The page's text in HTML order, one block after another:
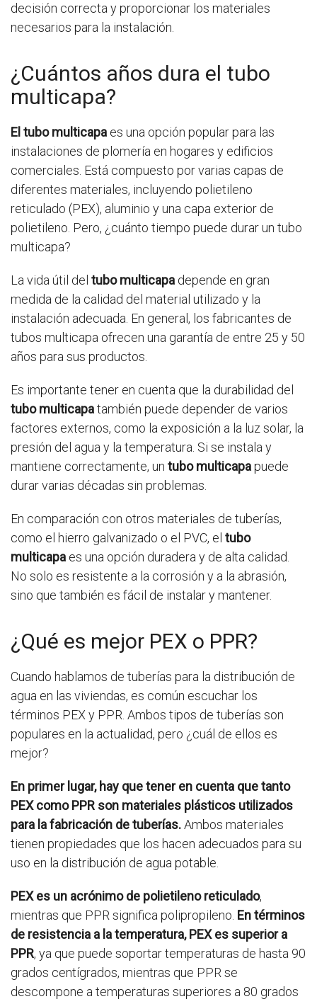
decisión correcta y proporcionar los materiales
necesarios para la instalación.
¿Cuántos años dura el tubo
multicapa?
El tubo multicapa es una opción popular para las
instalaciones de plomería en hogares y edificios
comerciales. Está compuesto por varias capas de
diferentes materiales, incluyendo polietileno
reticulado (PEX), aluminio y una capa exterior de
polietileno. Pero, ¿cuánto tiempo puede durar un tubo
multicapa?
La vida útil del tubo multicapa depende en gran
medida de la calidad del material utilizado y la
instalación adecuada. En general, los fabricantes de
tubos multicapa ofrecen una garantía de entre 25 y 50
años para sus productos.
Es importante tener en cuenta que la durabilidad del
tubo multicapatambién puede depender de varios
factores externos, como la exposición a la luz solar, la
presión del agua y la temperatura. Si se instala y
mantiene correctamente, un tubo multicapapuede
durar varias décadas sin problemas.
En comparación con otros materiales de tuberías,
como el hierro galvanizado o el PVC, el tubo
multicapa es una opción duradera y de alta calidad.
No solo es resistente a la corrosión y a la abrasión,
sino que también es fácil de instalar y mantener.
¿Qué es mejor PEX o PPR?
Cuando hablamos de tuberías para la distribución de
agua en las viviendas, es común escuchar los
términos PEX y PPR. Ambos tipos de tuberías son
populares en la actualidad, pero ¿cuál de ellos es
mejor?
En primer lugar, hay que tener en cuenta que tanto
PEX como PPR son materiales plásticos utilizados
para la fabricación de tuberías.Ambos materiales
tienen propiedades que los hacen adecuados para su
uso en la distribución de agua potable.
PEX es un acrónimo de polietileno reticulado,
mientras que PPR significa polipropileno. En términos
de resistencia a la temperatura, PEX es superior a
PPR, ya que puede soportar temperaturas de hasta 90
grados centígrados, mientras que PPR se
descompone a temperaturas superiores a 80 grados